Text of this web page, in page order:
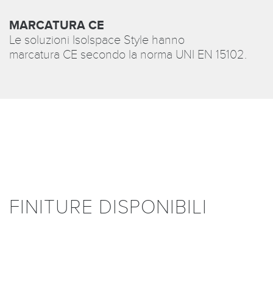
MARCATURA CE
Le soluzioni Isolspace Style hanno
marcatura CE secondo la norma UNI EN 15102.
FINITURE DISPONIBILI